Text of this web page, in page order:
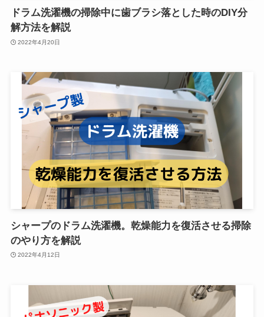
ドラム洗濯機の掃除中に歯ブラシ落とした時のDIY分
解方法を解説
2022年4月20日
シャープのドラム洗濯機。乾燥能力を復活させる掃除
のやり方を解説
2022年4月12日